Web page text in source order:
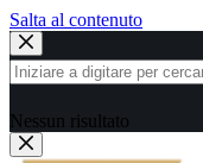
Salta al contenuto
Nessun risultato